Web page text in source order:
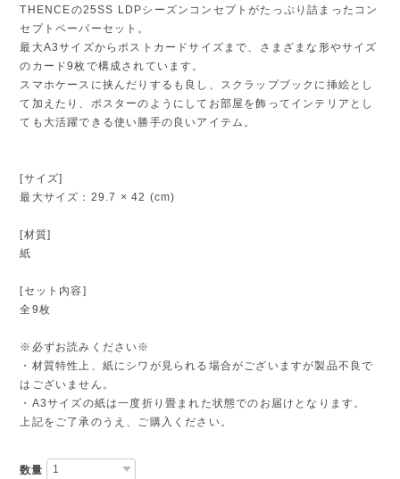
THENCEの25SS LDPシーズンコンセプトがたっぷり詰まったコン
セプトペーパーセット。
最大A3サイズからポストカードサイズまで、さまざまな形やサイズ
のカード9枚で構成されています。
スマホケースに挟んだりするも良し、スクラップブックに挿絵とし
て加えたり、ポスターのようにしてお部屋を飾ってインテリアとし
ても大活躍できる使い勝手の良いアイテム。
[サイズ]
最大サイズ：29.7 × 42 (cm)
[材質]
紙
[セット内容]
全9枚
※必ずお読みください※
・材質特性上、紙にシワが見られる場合がございますが製品不良で
はございません。
・A3サイズの紙は一度折り畳まれた状態でのお届けとなります。
上記をご了承のうえ、ご購入ください。
数量